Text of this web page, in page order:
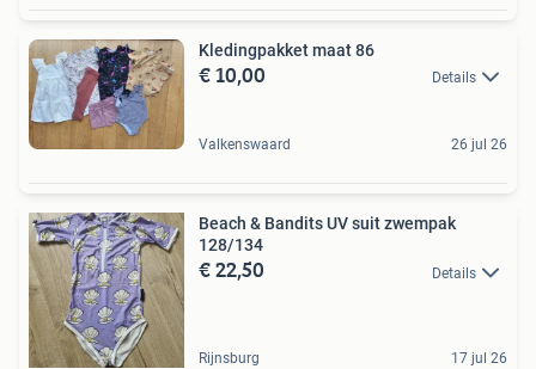
Kledingpakket maat 86
€ 10,00 Details
Valkenswaard 26 jul 26
Beach & Bandits UV suit zwempak
128/134
€ 22,50 Details
Rijnsburg 17 jul 26